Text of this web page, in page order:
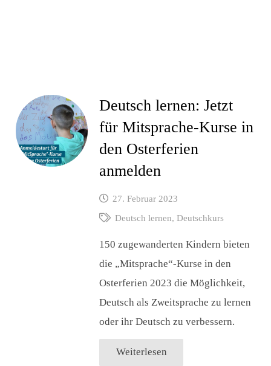
Deutsch lernen: Jetzt
für Mitsprache-Kurse in
den Osterferien
anmelden
27. Februar 2023
Deutsch lernen, Deutschkurs
150 zugewanderten Kindern bieten
die „Mitsprache“-Kurse in den
Osterferien 2023 die Möglichkeit,
Deutsch als Zweitsprache zu lernen
oder ihr Deutsch zu verbessern.
Weiterlesen